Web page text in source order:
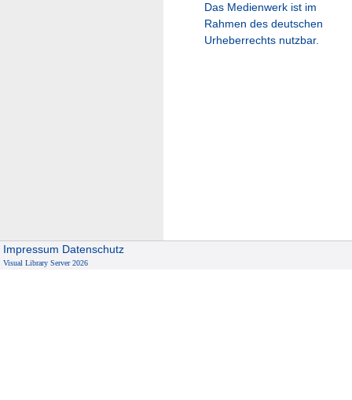
Das Medienwerk ist im
Rahmen des deutschen
Urheberrechts nutzbar.
Impressum Datenschutz
Visual Library Server 2026